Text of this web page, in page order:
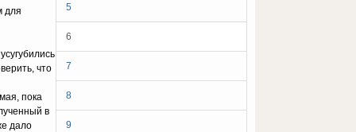
5
6
7
8
9
для
что
пока
в
дало